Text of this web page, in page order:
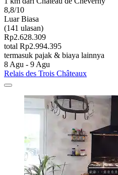
8,8/10
Luar Biasa
(141 ulasan)
Rp2.628.309
total Rp2.994.395
termasuk pajak & biaya lainnya
8 Agu - 9 Agu
Relais des Trois Châteaux